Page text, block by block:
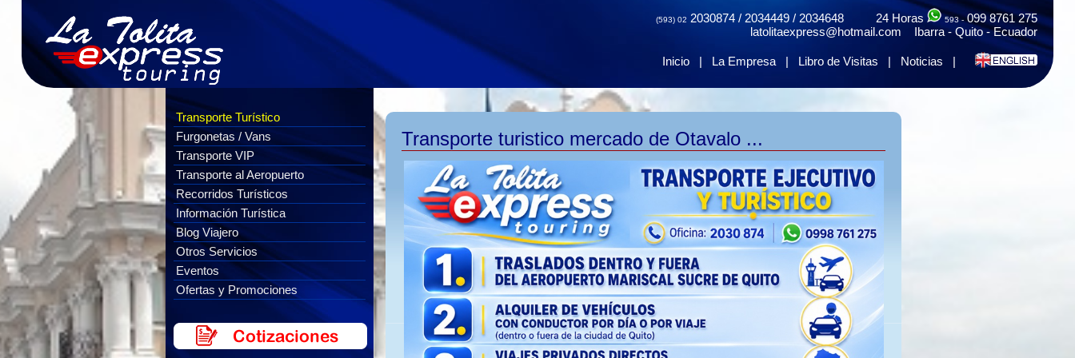
(593) 02 2030874 / 2034449 / 2034648 24 Horas 593 -099 8761 275
latolitaexpress@hotmail.com Ibarra - Quito - Ecuador
Inicio | La Empresa | Libro de Visitas | Noticias |
Transporte turistico mercado de Otavalo ...
Transporte Turístico
Furgonetas / Vans
Transporte VIP
Transporte al Aeropuerto
Recorridos Turísticos
Información Turística
Blog Viajero
Otros Servicios
Eventos
Ofertas y Promociones